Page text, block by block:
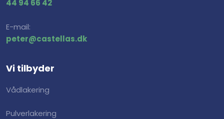
44 94 66 42
​E-mail:
peter@castellas.dk
Vi tilbyder
Vådlakering
Pulverlakering